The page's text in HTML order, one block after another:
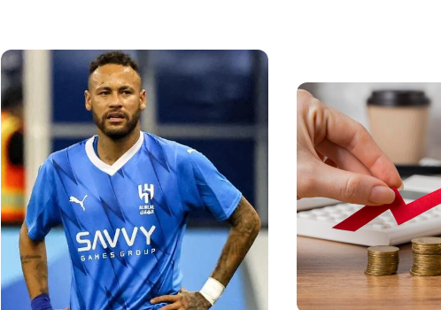
Estados Unidos.